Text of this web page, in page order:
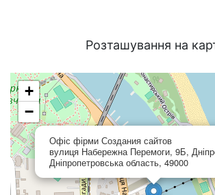
Розташування на
Офіс фірми Создания сайтов
вулиця Набережна Перемоги, 9Б,
Дніпропетровська область, 49000
+
−